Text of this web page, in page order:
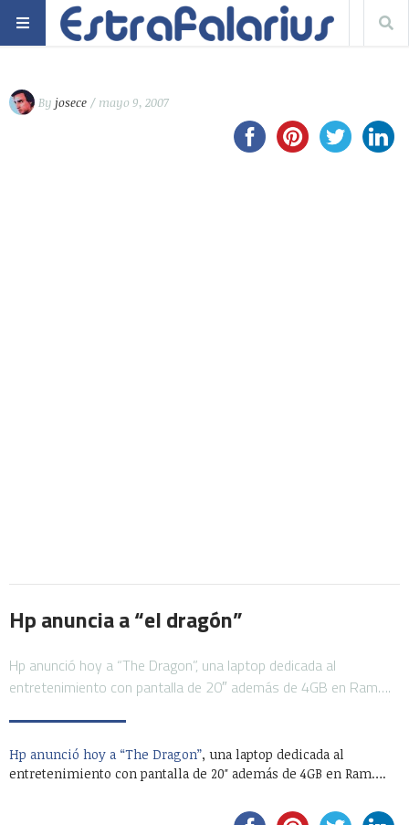
By josece / mayo 9, 2007
Hp anuncia a “el dragón”
Hp anunció hoy a “The Dragon”, una laptop dedicada al
entretenimiento con pantalla de 20″ además de 4GB en Ram….
Hp anunció hoy a “The Dragon”, una laptop dedicada al
entretenimiento con pantalla de 20″ además de 4GB en Ram….